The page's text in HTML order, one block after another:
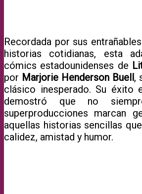
Recordada por sus
historias cotidianas, esta
cómics estadounidenses de
por Marjorie Henderson Buell,
clásico inesperado. Su éxito
demostró que no
superproducciones marcan
aquellas historias sencillas
calidez, amistad y humor.